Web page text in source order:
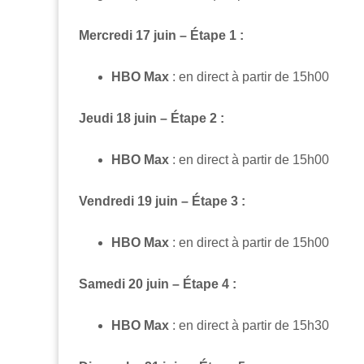
Mercredi 17 juin – Étape 1 :
HBO Max : en direct à partir de 15h00
Jeudi 18 juin – Étape 2 :
HBO Max : en direct à partir de 15h00
Vendredi 19 juin – Étape 3 :
HBO Max : en direct à partir de 15h00
Samedi 20 juin – Étape 4 :
HBO Max : en direct à partir de 15h30